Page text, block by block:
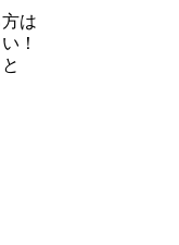
は
！